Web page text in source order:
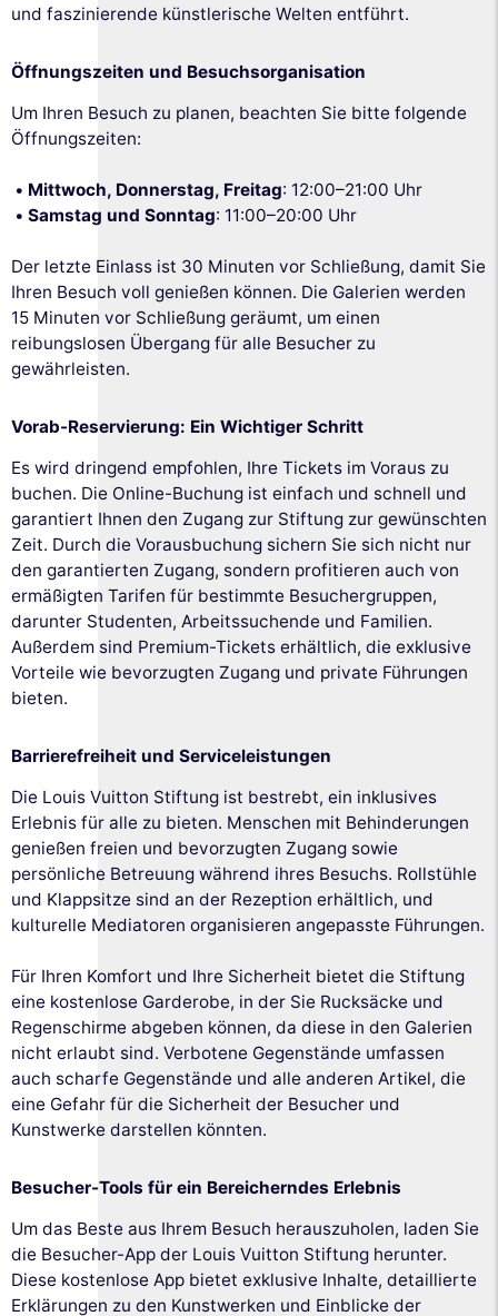
und faszinierende künstlerische Welten entführt.
Öffnungszeiten und Besuchsorganisation
Um Ihren Besuch zu planen, beachten Sie bitte folgende
Öffnungszeiten:
Mittwoch, Donnerstag, Freitag: 12:00–21:00 Uhr
Samstag und Sonntag: 11:00–20:00 Uhr
Der letzte Einlass ist 30 Minuten vor Schließung, damit Sie
Ihren Besuch voll genießen können. Die Galerien werden
15 Minuten vor Schließung geräumt, um einen
reibungslosen Übergang für alle Besucher zu
gewährleisten.
Vorab-Reservierung: Ein Wichtiger Schritt
Es wird dringend empfohlen, Ihre Tickets im Voraus zu
buchen. Die Online-Buchung ist einfach und schnell und
garantiert Ihnen den Zugang zur Stiftung zur gewünschten
Zeit. Durch die Vorausbuchung sichern Sie sich nicht nur
den garantierten Zugang, sondern profitieren auch von
ermäßigten Tarifen für bestimmte Besuchergruppen,
darunter Studenten, Arbeitssuchende und Familien.
Außerdem sind Premium-Tickets erhältlich, die exklusive
Vorteile wie bevorzugten Zugang und private Führungen
bieten.
Barrierefreiheit und Serviceleistungen
Die Louis Vuitton Stiftung ist bestrebt, ein inklusives
Erlebnis für alle zu bieten. Menschen mit Behinderungen
genießen freien und bevorzugten Zugang sowie
persönliche Betreuung während ihres Besuchs. Rollstühle
und Klappsitze sind an der Rezeption erhältlich, und
kulturelle Mediatoren organisieren angepasste Führungen.
Für Ihren Komfort und Ihre Sicherheit bietet die Stiftung
eine kostenlose Garderobe, in der Sie Rucksäcke und
Regenschirme abgeben können, da diese in den Galerien
nicht erlaubt sind. Verbotene Gegenstände umfassen
auch scharfe Gegenstände und alle anderen Artikel, die
eine Gefahr für die Sicherheit der Besucher und
Kunstwerke darstellen könnten.
Besucher-Tools für ein Bereicherndes Erlebnis
Um das Beste aus Ihrem Besuch herauszuholen, laden Sie
die Besucher-App der Louis Vuitton Stiftung herunter.
Diese kostenlose App bietet exklusive Inhalte, detaillierte
Erklärungen zu den Kunstwerken und Einblicke der